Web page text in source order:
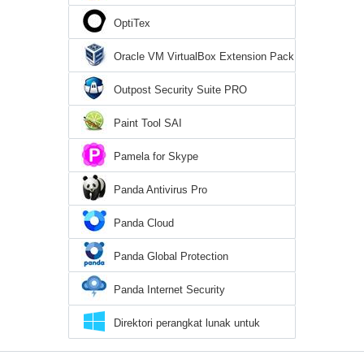
OptiTex
Oracle VM VirtualBox Extension Pack
Outpost Security Suite PRO
Paint Tool SAI
Pamela for Skype
Panda Antivirus Pro
Panda Cloud
Panda Global Protection
Panda Internet Security
Direktori perangkat lunak untuk
Windows 10